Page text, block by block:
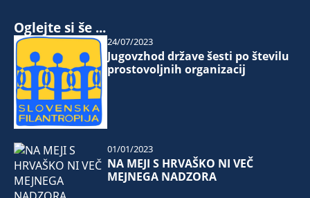
Oglejte si še ...
Jugovzhod države šesti po številu
prostovoljnih organizacij
24/07/2023
NA MEJI S HRVAŠKO NI VEČ
MEJNEGA NADZORA
01/01/2023